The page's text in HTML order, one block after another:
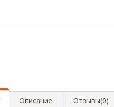
Описание Отзывы(0)